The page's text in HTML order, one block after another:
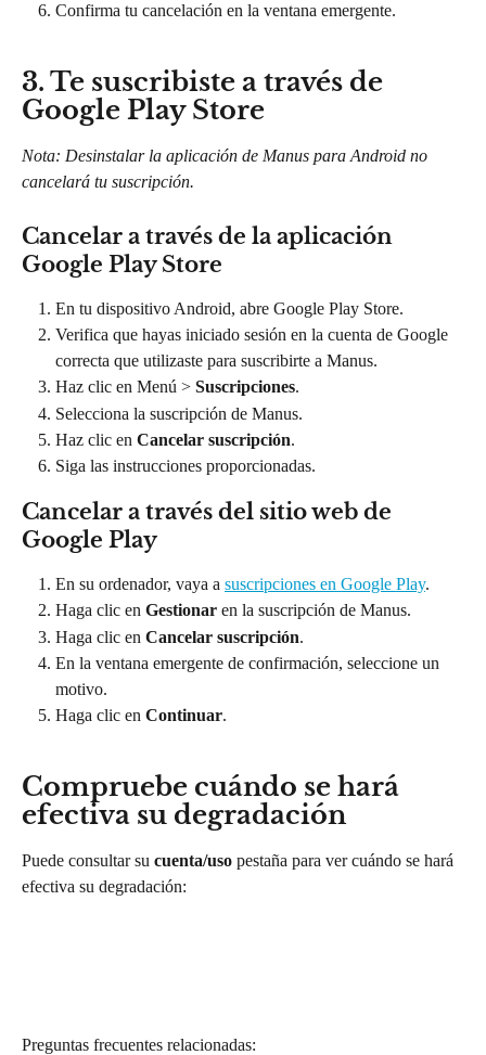
Confirma tu cancelación en la ventana emergente.
3. Te suscribiste a través de
Google Play Store
Nota: Desinstalar la aplicación de Manus para Android no
cancelará tu suscripción.
Cancelar a través de la aplicación
Google Play Store
En tu dispositivo Android, abre Google Play Store.
Verifica que hayas iniciado sesión en la cuenta de Google
correcta que utilizaste para suscribirte a Manus.
Haz clic en Menú > Suscripciones.
Selecciona la suscripción de Manus.
Haz clic en Cancelar suscripción.
Siga las instrucciones proporcionadas.
Cancelar a través del sitio web de
Google Play
En su ordenador, vaya a suscripciones en Google Play.
Haga clic en Gestionar en la suscripción de Manus.
Haga clic en Cancelar suscripción.
En la ventana emergente de confirmación, seleccione un
motivo.
Haga clic en Continuar.
Compruebe cuándo se hará
efectiva su degradación
Puede consultar su cuenta/uso pestaña para ver cuándo se hará
efectiva su degradación:
Preguntas frecuentes relacionadas: